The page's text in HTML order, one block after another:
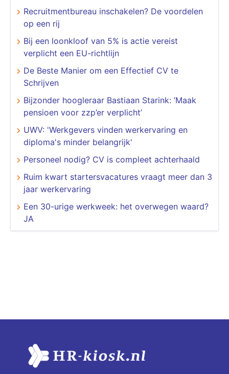
Recruitmentbureau inschakelen? De voordelen
op een rij
Bij een loonkloof van 5% is actie vereist
verplicht een EU-richtlijn
De Beste Manier om een Effectief CV te
Schrijven
Bijzonder hoogleraar Bastiaan Starink: ’Maak
pensioen voor zzp’er verplicht’
UWV: 'Werkgevers vinden werkervaring en
diploma's minder belangrijk'
Personeel nodig? CV is compleet achterhaald
Ruim kwart startersvacatures vraagt meer dan 3
jaar werkervaring
Een 30-urige werkweek: het overwegen waard?
JA